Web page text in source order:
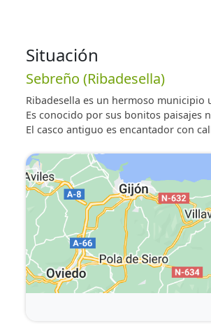
Situación
Sebreño (Ribadesella)
Ribadesella es un hermoso municipio
Es conocido por sus bonitos paisajes
El casco antiguo es encantador con